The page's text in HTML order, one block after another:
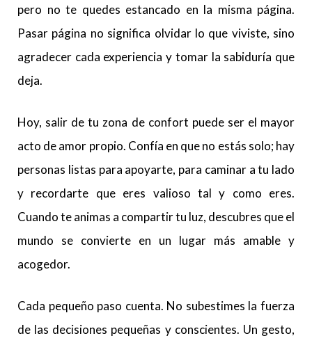
pero no te quedes estancado en la misma página.
Pasar página no significa olvidar lo que viviste, sino
agradecer cada experiencia y tomar la sabiduría que
deja.
Hoy, salir de tu zona de confort puede ser el mayor
acto de amor propio. Confía en que no estás solo; hay
personas listas para apoyarte, para caminar a tu lado
y recordarte que eres valioso tal y como eres.
Cuando te animas a compartir tu luz, descubres que el
mundo se convierte en un lugar más amable y
acogedor.
Cada pequeño paso cuenta. No subestimes la fuerza
de las decisiones pequeñas y conscientes. Un gesto,